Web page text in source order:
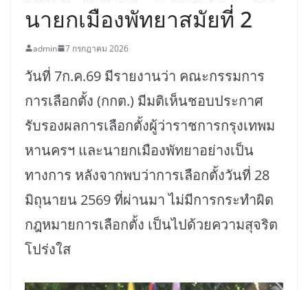
นายกเมืองพัทยาสมัยที่ 2
admin 7 กรกฎาคม 2026
วันที่ 7ก.ค.69 มีรายงานว่า คณะกรรมการ
การเลือกตั้ง (กกต.) มีมติเห็นชอบประกาศ
รับรองผลการเลือกตั้งผู้ว่าราชการกรุงเทพม
หานครฯ และนายกเมืองพัทยาอย่างเป็น
ทางการ หลังจากพบว่าการเลือกตั้งวันที่ 28
มิถุนายน 2569 ที่ผ่านมา ไม่มีการกระทำผิด
กฎหมายการเลือกตั้ง เป็นไปด้วยความสุจริต
โปร่งใส